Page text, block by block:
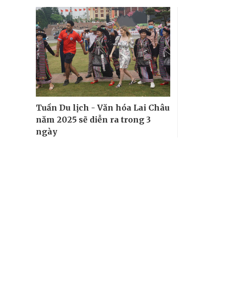
Tuần Du lịch - Văn hóa Lai Châu
năm 2025 sẽ diễn ra trong 3
ngày